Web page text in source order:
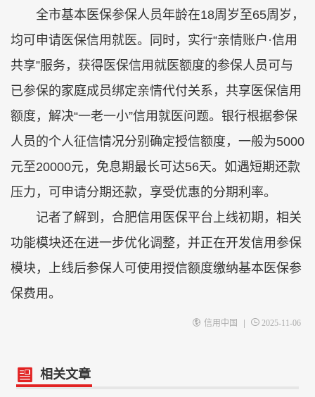
全市基本医保参保人员年龄在18周岁至65周岁，
均可申请医保信用就医。同时，实行“亲情账户·信用
共享”服务，获得医保信用就医额度的参保人员可与
已参保的家庭成员绑定亲情代付关系，共享医保信用
额度，解决“一老一小”信用就医问题。银行根据参保
人员的个人征信情况分别确定授信额度，一般为5000
元至20000元，免息期最长可达56天。如遇短期还款
压力，可申请分期还款，享受优惠的分期利率。
记者了解到，合肥信用医保平台上线初期，相关
功能模块还在进一步优化调整，并正在开发信用参保
模块，上线后参保人可使用授信额度缴纳基本医保参
保费用。
信用中国 | 2025-11-06
相关文章